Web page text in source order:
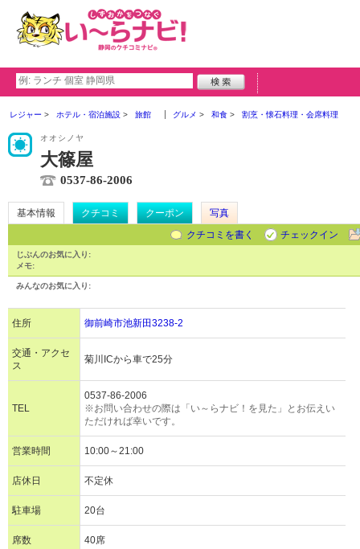
レジャー ホテル・宿泊施設 旅館 グルメ 和食 割烹・懐石料理・会席料理
オオシノヤ
大篠屋
0537-86-2006
基本情報 クチコミ クーポン
写真
クチコミを書く
チェックイン
じぶんのお気に入り:
メモ:
みんなのお気に入り:
住所 御前崎市池新田3238-2
交通・アクセ
ス
菊川ICから車で25分
TEL
0537-86-2006
※お問い合わせの際は「い～らナビ！を見た」とお伝えい
ただければ幸いです。
営業時間 10:00～21:00
店休日 不定休
駐車場 20台
席数 40席